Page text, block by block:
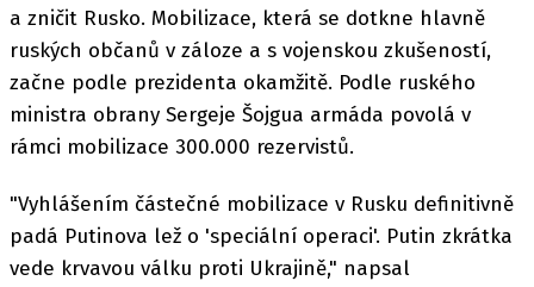
a zničit Rusko. Mobilizace, která se dotkne hlavně
ruských občanů v záloze a s vojenskou zkušeností,
začne podle prezidenta okamžitě. Podle ruského
ministra obrany Sergeje Šojgua armáda povolá v
rámci mobilizace 300.000 rezervistů.
"Vyhlášením částečné mobilizace v Rusku definitivně
padá Putinova lež o 'speciální operaci'. Putin zkrátka
vede krvavou válku proti Ukrajině," napsal